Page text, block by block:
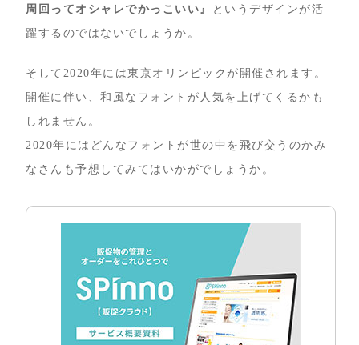
周回ってオシャレでかっこいい』
というデザインが活
躍するのではないでしょうか。
そして2020年には東京オリンピックが開催されます。
開催に伴い、和風なフォントが人気を上げてくるかも
しれません。
2020年にはどんなフォントが世の中を飛び交うのかみ
なさんも予想してみてはいかがでしょうか。